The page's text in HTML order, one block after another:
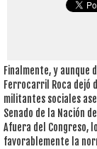
Finalmente, y aunque
Ferrocarril Roca dejó
militantes sociales
Senado de la Nación
Afuera del Congreso,
favorablemente la